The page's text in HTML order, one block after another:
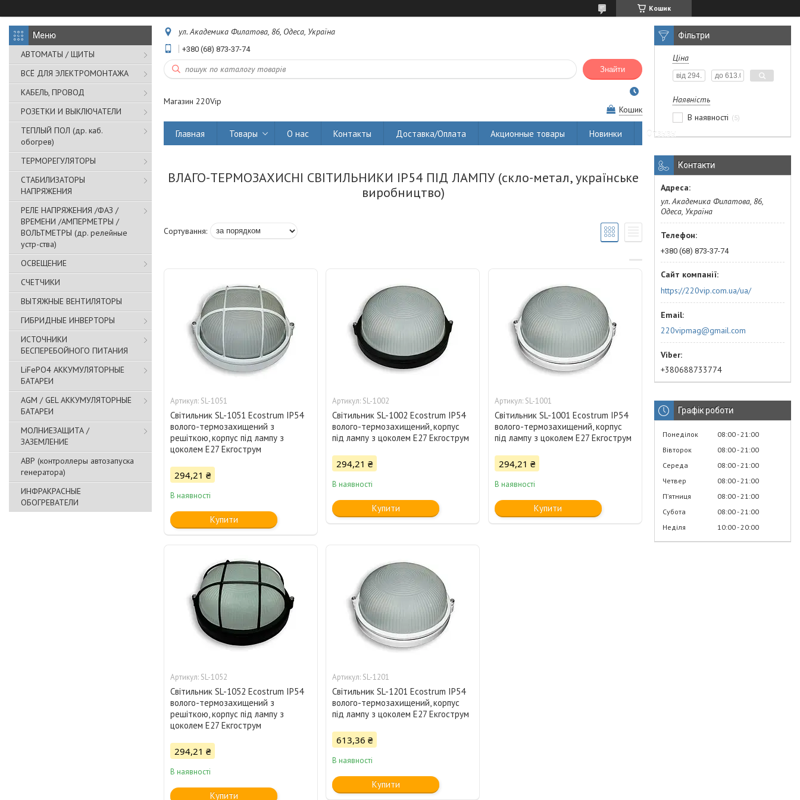
Кошик
АВТОМАТЫ / ЩИТЫ
ВСЁ ДЛЯ ЭЛЕКТРОМОНТАЖА
КАБЕЛЬ, ПРОВОД
РОЗЕТКИ И ВЫКЛЮЧАТЕЛИ
ТЕПЛЫЙ ПОЛ (др. каб.
обогрев)
ТЕРМОРЕГУЛЯТОРЫ
СТАБИЛИЗАТОРЫ
НАПРЯЖЕНИЯ
РЕЛЕ НАПРЯЖЕНИЯ /ФАЗ /
ВРЕМЕНИ /АМПЕРМЕТРЫ /
ВОЛЬТМЕТРЫ (др. релейные
устр-ства)
ОСВЕЩЕНИЕ
СЧЕТЧИКИ
ВЫТЯЖНЫЕ ВЕНТИЛЯТОРЫ
ГИБРИДНЫЕ ИНВЕРТОРЫ
ИСТОЧНИКИ
БЕСПЕРЕБОЙНОГО ПИТАНИЯ
LiFePO4 АККУМУЛЯТОРНЫЕ
БАТАРЕИ
AGM / GEL АККУМУЛЯТОРНЫЕ
БАТАРЕИ
МОЛНИЕЗАЩИТА /
ЗАЗЕМЛЕНИЕ
АВР (контроллеры автозапуска
генератора)
ИНФРАКРАСНЫЕ
ОБОГРЕВАТЕЛИ
ул. Академика Филатова, 86, Одеса, Україна
+380 (68) 873-37-74
Знайти
Магазин 220Vip
Кошик
Главная Товары О нас Контакты Доставка/Оплата Акционные товары Новинки Отзывы
ВЛАГО-ТЕРМОЗАХИСНІ СВІТИЛЬНИКИ IP54 ПІД ЛАМПУ (скло-метал, українське
виробництво)
SL-1051
Світильник SL-1051 Ecostrum IP54
волого-термозахищений з
решіткою, корпус під лампу з
цоколем Е27 Екгострум
294,21 ₴
В наявності
Купити
SL-1002
Світильник SL-1002 Ecostrum IP54
волого-термозахищений, корпус
під лампу з цоколем Е27 Екгострум
294,21 ₴
В наявності
Купити
SL-1001
Світильник SL-1001 Ecostrum IP54
волого-термозахищений, корпус
під лампу з цоколем Е27 Екгострум
294,21 ₴
В наявності
Купити
SL-1052
Світильник SL-1052 Ecostrum IP54
волого-термозахищений з
решіткою, корпус під лампу з
цоколем Е27 Екгострум
294,21 ₴
В наявності
Купити
SL-1201
Світильник SL-1201 Ecostrum IP54
волого-термозахищений, корпус
під лампу з цоколем Е27 Екгострум
613,36 ₴
В наявності
Купити
Фільтри
Ціна
Наявність
В наявності
5
Контакти
ул. Академика Филатова, 86,
Одеса, Україна
+380 (68) 873-37-74
https://220vip.com.ua/ua/
220vipmag@gmail.com
+380688733774
Графік роботи
Понеділок 08:00 21:00
Вівторок
08:00 21:00
Середа
08:00 21:00
Четвер
08:00 21:00
Пʼятниця
08:00 21:00
Субота
08:00 21:00
Неділя
10:00 20:00